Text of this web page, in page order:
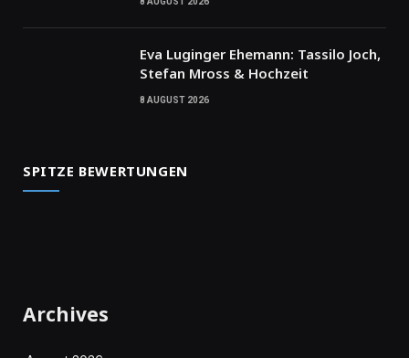
Eva Luginger Ehemann: Tassilo Joch,
Stefan Mross & Hochzeit
8 AUGUST 2026
SPITZE BEWERTUNGEN
Archives